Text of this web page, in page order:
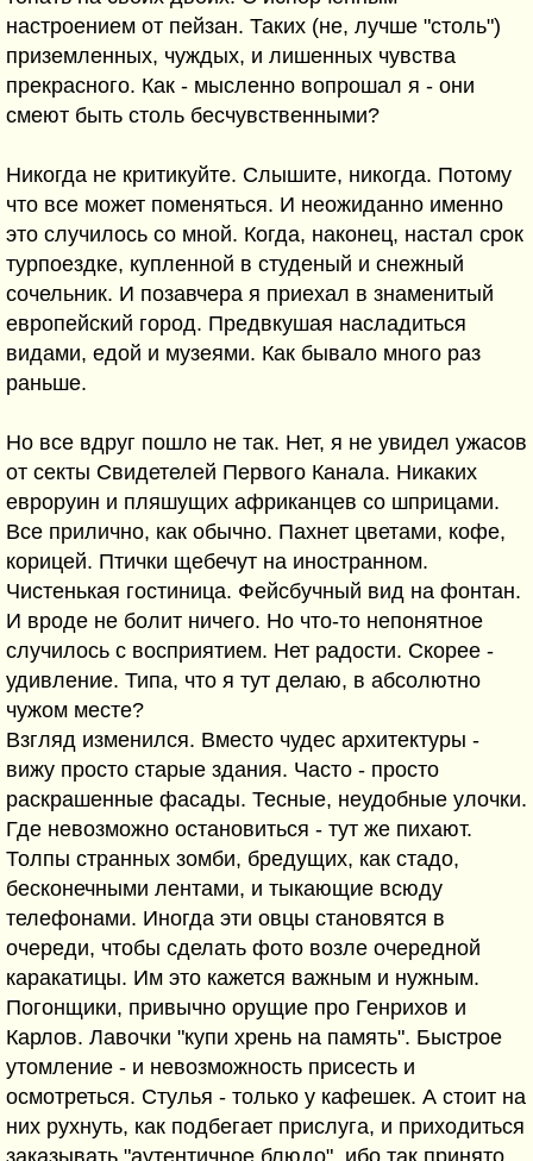
настроением от пейзан. Таких (не, лучше "столь")
приземленных, чуждых, и лишенных чувства
прекрасного. Как - мысленно вопрошал я - они
смеют быть столь бесчувственными?
Никогда не критикуйте. Слышите, никогда. Потому
что все может поменяться. И неожиданно именно
это случилось со мной. Когда, наконец, настал срок
турпоездке, купленной в студеный и снежный
сочельник. И позавчера я приехал в знаменитый
европейский город. Предвкушая насладиться
видами, едой и музеями. Как бывало много раз
раньше.
Но все вдруг пошло не так. Нет, я не увидел ужасов
от секты Свидетелей Первого Канала. Никаких
евроруин и пляшущих африканцев со шприцами.
Все прилично, как обычно. Пахнет цветами, кофе,
корицей. Птички щебечут на иностранном.
Чистенькая гостиница. Фейсбучный вид на фонтан.
И вроде не болит ничего. Но что-то непонятное
случилось с восприятием. Нет радости. Скорее -
удивление. Типа, что я тут делаю, в абсолютно
чужом месте?
Взгляд изменился. Вместо чудес архитектуры -
вижу просто старые здания. Часто - просто
раскрашенные фасады. Тесные, неудобные улочки.
Где невозможно остановиться - тут же пихают.
Толпы странных зомби, бредущих, как стадо,
бесконечными лентами, и тыкающие всюду
телефонами. Иногда эти овцы становятся в
очереди, чтобы сделать фото возле очередной
каракатицы. Им это кажется важным и нужным.
Погонщики, привычно орущие про Генрихов и
Карлов. Лавочки "купи хрень на память". Быстрое
утомление - и невозможность присесть и
осмотреться. Стулья - только у кафешек. А стоит на
них рухнуть, как подбегает прислуга, и приходиться